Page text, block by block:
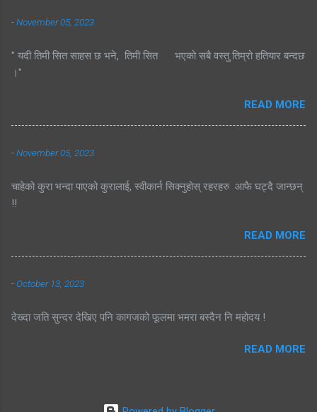
-November 05, 2023
" यदी तिमी सित साहस छ भने, तिमी सित भएको सबै वस्तु तिम्रो हतियार बन्दछ
।"
READ MORE
-November 05, 2023
चाहेको कुरा भन्दा पाएको कुरालाई, स्वीकार्न सिक्नुहोस् रहरहरु आफै घट्दै जान्छन्
!!
READ MORE
-October 13, 2023
देख्दा जति सुन्दर देखिए पनि कागजको फूलमा भमरा बस्दैन नि महोदय !
READ MORE